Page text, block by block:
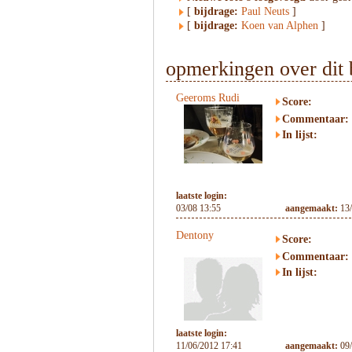
[ bijdrage: Paul Neuts ]
[ bijdrage: Koen van Alphen ]
opmerkingen over dit
Geeroms Rudi
Score:
Commentaar:
In lijst:
laatste login:
03/08 13:55
aangemaakt:
Dentony
Score:
Commentaar:
In lijst:
laatste login:
11/06/2012 17:41
aangemaakt: